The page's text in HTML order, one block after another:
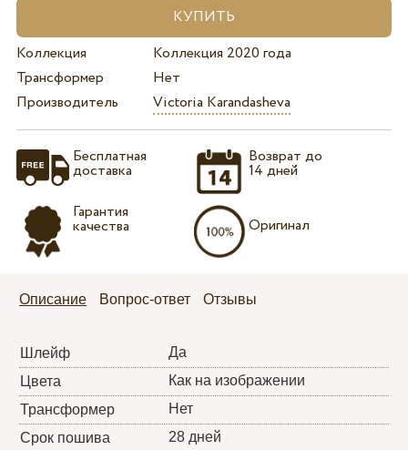
Коллекция
Коллекция 2020 года
Трансформер
Нет
Производитель
Victoria Karandasheva
Бесплатная
доставка
Гарантия
качества
Возврат до
14 дней
Оригинал
Описание Вопрос-ответ Отзывы
Шлейф
Да
Цвета
Как на изображении
Трансформер
Нет
Срок пошива
28 дней